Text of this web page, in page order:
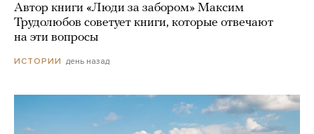
Автор книги «Люди за забором» Максим
Трудолюбов советует книги, которые отвечают
на эти вопросы
ИСТОРИИ день назад